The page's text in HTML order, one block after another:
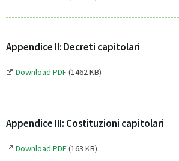
Appendice II: Decreti capitolari
Download PDF(1462 KB)
Appendice III: Costituzioni capitolari
Download PDF(163 KB)